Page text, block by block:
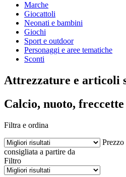
Marche
Giocattoli
Neonati e bambini
Giochi
Sport e outdoor
Personaggi e aree tematiche
Sconti
Attrezzature e articoli
Calcio, nuoto,
Filtra e ordina
Prezzo
consigliata a partire da
Filtro